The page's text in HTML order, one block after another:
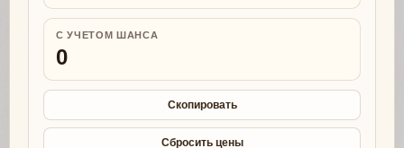
С УЧЕТОМ ШАНСА
0
Скопировать
Сбросить цены